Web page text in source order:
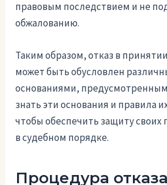
правовым последствием и не
обжалованию.
Таким образом, отказ в
может быть обусловлен
основаниями,
знать эти основания и правила
чтобы обеспечить защиту своих
в судебном порядке.
Процедура